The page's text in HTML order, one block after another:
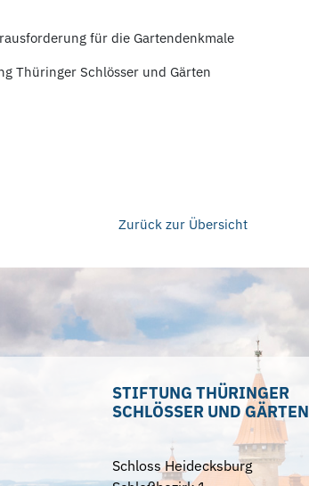
für die Gartendenkmale
Thüringer Schlösser und Gärten
Zurück zur Übersicht
STIFTUNG THÜRINGER
SCHLÖSSER UND GÄRTEN
Schloss Heidecksburg